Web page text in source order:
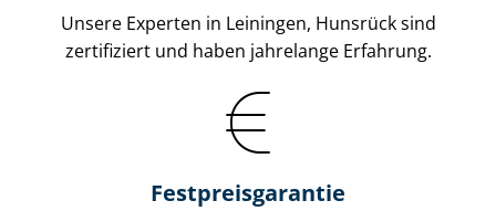
Unsere Experten in Leiningen, Hunsrück sind
zertifiziert und haben jahrelange Erfahrung.
Fest­preis­ga­ran­tie